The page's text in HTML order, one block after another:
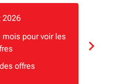
2026
mois pour voir les
offres
chevron_right